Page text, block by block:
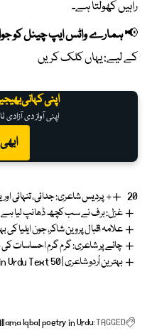
راہیں کھولتا ہے۔
📢ہمارے واٹس ایپ چینل کو
کے لیے:یہاں کلک کریں
اپنی کہانی
اپنی آواز دی
20+ پردیس شاعری: جدائی، تنہائی اور یادِ وطن کی لازوال ترجمانی
غزل: برف نے سب کچھ ڈھانپ لیا ہے
علامہ اقبال پروین شاکر، جون ایلیا کی
چائے پر شاعری: گرم گرم احساسات
بہترین اُردو شاعری | Best Poetry in Urdu Text 50+
TAGGED:
Iqbal poetry in Urdu